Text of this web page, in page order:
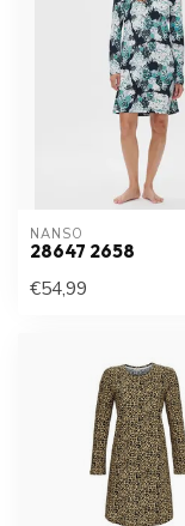
NANSO
28647 2658
€54,99